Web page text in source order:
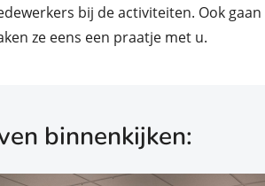
bij de activiteiten. Ook
ze eens een praatje met u.
binnenkijken: